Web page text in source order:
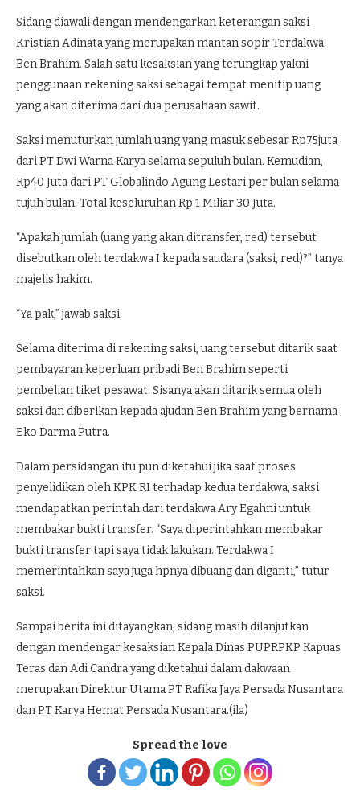
Sidang diawali dengan mendengarkan keterangan saksi
Kristian Adinata yang merupakan mantan sopir Terdakwa
Ben Brahim. Salah satu kesaksian yang terungkap yakni
penggunaan rekening saksi sebagai tempat menitip uang
yang akan diterima dari dua perusahaan sawit.
Saksi menuturkan jumlah uang yang masuk sebesar Rp75juta
dari PT Dwi Warna Karya selama sepuluh bulan. Kemudian,
Rp40 Juta dari PT Globalindo Agung Lestari per bulan selama
tujuh bulan. Total keseluruhan Rp 1 Miliar 30 Juta.
“Apakah jumlah (uang yang akan ditransfer, red) tersebut
disebutkan oleh terdakwa I kepada saudara (saksi, red)?” tanya
majelis hakim.
“Ya pak,” jawab saksi.
Selama diterima di rekening saksi, uang tersebut ditarik saat
pembayaran keperluan pribadi Ben Brahim seperti
pembelian tiket pesawat. Sisanya akan ditarik semua oleh
saksi dan diberikan kepada ajudan Ben Brahim yang bernama
Eko Darma Putra.
Dalam persidangan itu pun diketahui jika saat proses
penyelidikan oleh KPK RI terhadap kedua terdakwa, saksi
mendapatkan perintah dari terdakwa Ary Egahni untuk
membakar bukti transfer. “Saya diperintahkan membakar
bukti transfer tapi saya tidak lakukan. Terdakwa I
memerintahkan saya juga hpnya dibuang dan diganti,” tutur
saksi.
Sampai berita ini ditayangkan, sidang masih dilanjutkan
dengan mendengar kesaksian Kepala Dinas PUPRPKP Kapuas
Teras dan Adi Candra yang diketahui dalam dakwaan
merupakan Direktur Utama PT Rafika Jaya Persada Nusantara
dan PT Karya Hemat Persada Nusantara.(ila)
Spread the love